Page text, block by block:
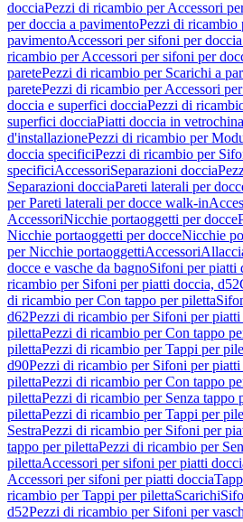
docciaPezzi di ricambio per Accessori
per doccia a pavimentoPezzi di ricambio
pavimentoAccessori per sifoni per
ricambio per Accessori per sifoni per
paretePezzi di ricambio per Scarichi a
paretePezzi di ricambio per Accessori
doccia e superfici docciaPezzi di
superfici docciaPiatti doccia in vetrochina
d'installazionePezzi di ricambio per
doccia specificiPezzi di ricambio per
specificiAccessoriSeparazioni doccia
Separazioni docciaPareti laterali per
per Pareti laterali per docce walk-in
AccessoriNicchie portaoggetti per docce
Nicchie portaoggetti per docceNicchie
per Nicchie portaoggettiAccessori
docce e vasche da bagnoSifoni per piatti
ricambio per Sifoni per piatti doccia, d52
di ricambio per Con tappo per piletta
d62Pezzi di ricambio per Sifoni per piatti
pilettaPezzi di ricambio per Con tappo
pilettaPezzi di ricambio per Tappi per
d90Pezzi di ricambio per Sifoni per
pilettaPezzi di ricambio per Con tappo
pilettaPezzi di ricambio per Senza tappo
pilettaPezzi di ricambio per Tappi per
SestraPezzi di ricambio per Sifoni per
tappo per pilettaPezzi di ricambio per
pilettaAccessori per sifoni per piatti
Accessori per sifoni per piatti doccia
ricambio per Tappi per pilettaScarichi
d52Pezzi di ricambio per Sifoni per